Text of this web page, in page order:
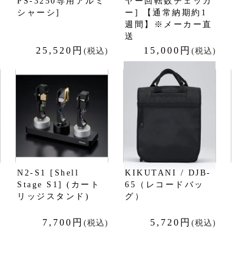
シャーシ]
25,520円 (税込)
ー] 【通常納期約1
週間】※メーカー直
送
15,000円 (税込)
N2-S1 [Shell
Stage S1] (カート
リッジスタンド)
7,700円 (税込)
KIKUTANI / DJB-
65（レコードバッ
グ）
5,720円 (税込)